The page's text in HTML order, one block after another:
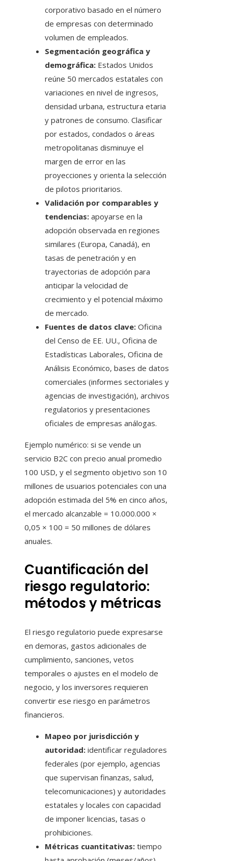
corporativo basado en el número
de empresas con determinado
volumen de empleados.
Segmentación geográfica y
demográfica: Estados Unidos
reúne 50 mercados estatales con
variaciones en nivel de ingresos,
densidad urbana, estructura etaria
y patrones de consumo. Clasificar
por estados, condados o áreas
metropolitanas disminuye el
margen de error en las
proyecciones y orienta la selección
de pilotos prioritarios.
Validación por comparables y
tendencias: apoyarse en la
adopción observada en regiones
similares (Europa, Canadá), en
tasas de penetración y en
trayectorias de adopción para
anticipar la velocidad de
crecimiento y el potencial máximo
de mercado.
Fuentes de datos clave: Oficina
del Censo de EE. UU., Oficina de
Estadísticas Laborales, Oficina de
Análisis Económico, bases de datos
comerciales (informes sectoriales y
agencias de investigación), archivos
regulatorios y presentaciones
oficiales de empresas análogas.
Ejemplo numérico: si se vende un
servicio B2C con precio anual promedio
100 USD, y el segmento objetivo son 10
millones de usuarios potenciales con una
adopción estimada del 5% en cinco años,
el mercado alcanzable = 10.000.000 ×
0,05 × 100 = 50 millones de dólares
anuales.
Cuantificación del
riesgo regulatorio:
métodos y métricas
El riesgo regulatorio puede expresarse
en demoras, gastos adicionales de
cumplimiento, sanciones, vetos
temporales o ajustes en el modelo de
negocio, y los inversores requieren
convertir ese riesgo en parámetros
financieros.
Mapeo por jurisdicción y
autoridad: identificar reguladores
federales (por ejemplo, agencias
que supervisan finanzas, salud,
telecomunicaciones) y autoridades
estatales y locales con capacidad
de imponer licencias, tasas o
prohibiciones.
Métricas cuantitativas: tiempo